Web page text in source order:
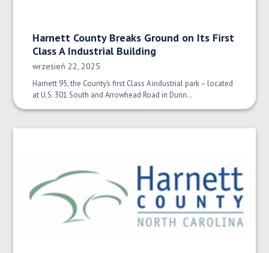
Harnett County Breaks Ground on Its First
Class A Industrial Building
Data opublikowania:
wrzesień 22, 2025
Harnett 95, the County’s first Class A industrial park – located
at U.S. 301 South and Arrowhead Road in Dunn…